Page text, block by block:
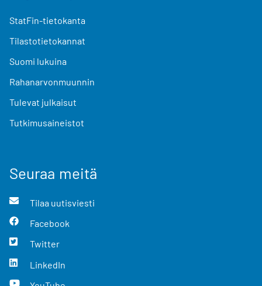
StatFin-tietokanta
Tilastotietokannat
Suomi lukuina
Rahanarvonmuunnin
Tulevat julkaisut
Tutkimusaineistot
Seuraa meitä
Tilaa uutisviesti
Facebook
Twitter
LinkedIn